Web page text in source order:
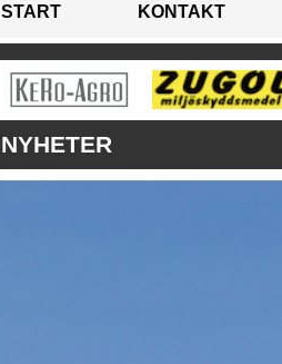
START KONTAKT
NYHETER